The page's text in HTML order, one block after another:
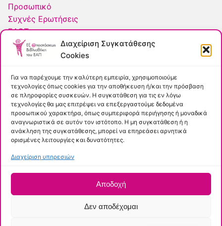
Διαχείριση Συγκατάθεσης
Cookies
Για να παρέχουμε την καλύτερη εμπειρία, χρησιμοποιούμε
τεχνολογίες όπως cookies για την αποθήκευση ή/και την πρόσβαση
σε πληροφορίες συσκευών. Η συγκατάθεση για τις εν λόγω
τεχνολογίες θα μας επιτρέψει να επεξεργαστούμε δεδομένα
προσωπικού χαρακτήρα, όπως συμπεριφορά περιήγησης ή μοναδικά
αναγνωριστικά σε αυτόν τον ιστότοπο. Η μη συγκατάθεση ή η
ανάκληση της συγκατάθεσης, μπορεί να επηρεάσει αρνητικά
ορισμένες λειτουργίες και δυνατότητες.
Διαχείριση υπηρεσιών
Αποδοχή
Δεν αποδέχομαι
Προσωπικό
Συχνές Ερωτήσεις
ΕΛΟΤ
Πολιτική Cookies
Εύκολη Πρόσβαση
Κύριος Κατάλογος
Ρωτήστε μας
Apothesis
Summon
Πνευματικά δικαιώματα © 2026 –
Πρόσβασης